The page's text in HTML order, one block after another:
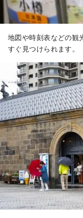
地図や時刻表などの観
すぐ見つけられます。